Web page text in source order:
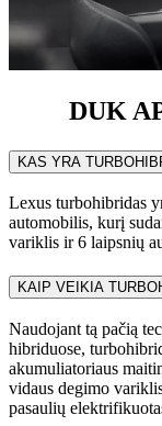
DUK
KAS YRA
Lexus turbohibridas
automobilis, kurį
variklis ir 6 laipsnių
KAIP VEIKIA
Naudojant tą pačią
hibriduose,
akumuliatoriaus
vidaus degimo
pasaulių